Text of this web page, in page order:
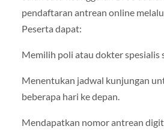
pendaftaran antrean online
Peserta dapat:
Memilih poli atau dokter spesialis
Menentukan jadwal kunjungan
beberapa hari ke depan.
Mendapatkan nomor antrean